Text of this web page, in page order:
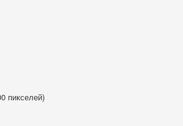
пикселей)